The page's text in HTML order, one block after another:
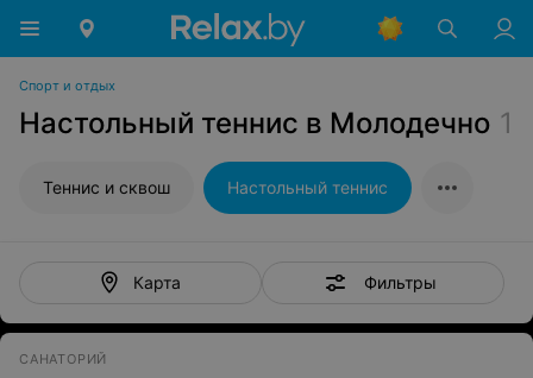
Спорт и отдых
Настольный теннис в Молодечно 1
Теннис и сквош Настольный теннис
Карта Фильтры
САНАТОРИЙ